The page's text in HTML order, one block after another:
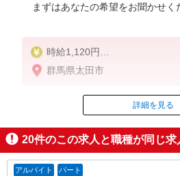
まずはあなたの希望をお聞かせく
時給1,120円
※22:00〜翌5:00：時給1,400円
※高校生時給1,070円
※早朝手当（5:00〜9:00）時給
群馬県太田市
掲載期間終
詳細を見る
20件のこの求人と職種が同じ求
アルバイト パート